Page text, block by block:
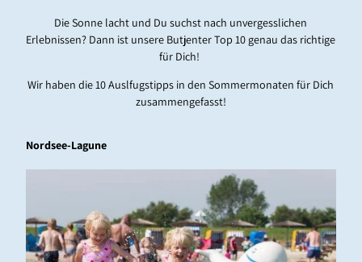
Die Sonne lacht und Du suchst nach unvergesslichen
Erlebnissen? Dann ist unsere Butjenter Top 10 genau das richtige
für Dich!
Wir haben die 10 Auslfugstipps in den Sommermonaten für Dich
zusammengefasst!
Nordsee-Lagune